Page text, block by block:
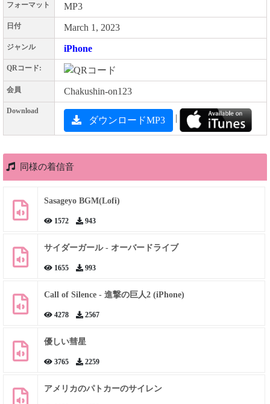
フォーマット MP3
日付 March 1, 2023
ジャンル iPhone
QRコード:
会員 Chakushin-on123
Download
ダウンロードMP3 |
同様の着信音
Sasageyo BGM(Lofi)
1572 943
サイダーガール - オーバードライブ
1655 993
Call of Silence - 進撃の巨人2 (iPhone)
4278 2567
優しい彗星
3765 2259
アメリカのパトカーのサイレン